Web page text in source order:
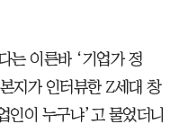
는 이른바 ‘기업가 정
지가 인터뷰한 Z세대 창
인이 누구냐’고 물었더니